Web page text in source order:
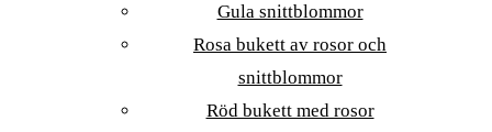
Gula snittblommor
Rosa bukett av rosor och
snittblommor
Röd bukett med rosor